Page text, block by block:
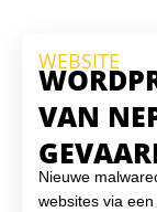
WEBSITE
VAN
Nieuwe
websites via